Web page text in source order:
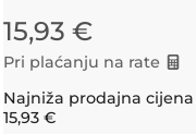
15,93 €
Pri plaćanju na rate
Najniža prodajna
15,93 €